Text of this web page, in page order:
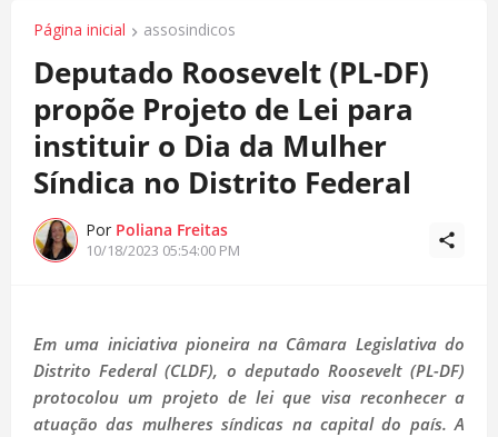
Página inicial assosindicos
Deputado Roosevelt (PL-DF)
propõe Projeto de Lei para
instituir o Dia da Mulher
Síndica no Distrito Federal
Por Poliana Freitas
10/18/2023 05:54:00 PM
Em uma iniciativa pioneira na Câmara Legislativa do
Distrito Federal (CLDF), o deputado Roosevelt (PL-DF)
protocolou um projeto de lei que visa reconhecer a
atuação das mulheres síndicas na capital do país. A